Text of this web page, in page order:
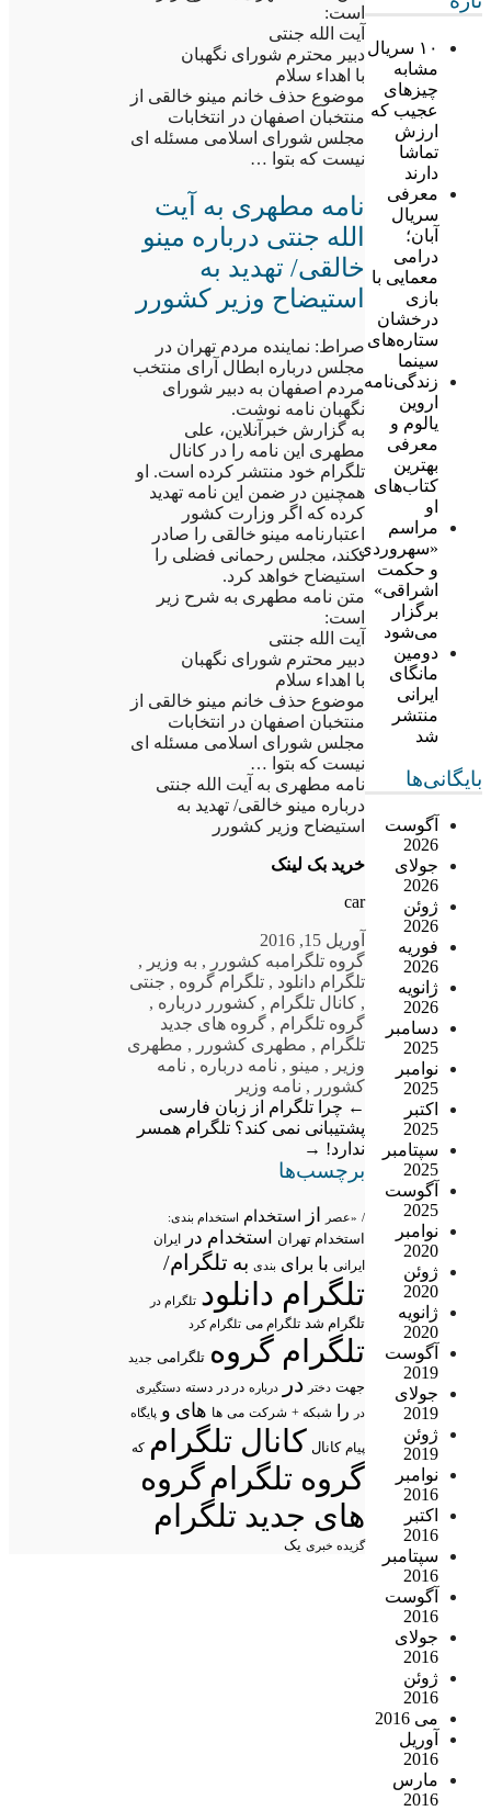
۱۰ سریال
مشابه
چیزهای
عجیب که
ارزش
تماشا
دارند
معرفی
سریال
آبان؛
درامی
معمایی با
بازی
درخشان
ستاره‌های
سینما
زندگی‌نامه
اروین
یالوم و
معرفی
بهترین
کتاب‌های
او
مراسم
«سهروردی
و حکمت
اشراقی»
برگزار
می‌شود
دومین
مانگای
ایرانی
منتشر
شد
بایگانی‌ها
آگوست
2026
جولای
2026
ژوئن
2026
فوریه
2026
ژانویه
2026
دسامبر
2025
نوامبر
2025
اکتبر
2025
سپتامبر
2025
آگوست
2025
نوامبر
2020
ژوئن
2020
ژانویه
2020
آگوست
2019
جولای
2019
ژوئن
2019
نوامبر
2016
اکتبر
2016
سپتامبر
2016
آگوست
2016
جولای
2016
ژوئن
2016
می 2016
آوریل
2016
مارس
2016
است:
آیت الله جنتی
دبیر محترم شورای نگهبان
با اهداء سلام
موضوع حذف خانم مینو خالقی از
منتخبان اصفهان در انتخابات
مجلس شورای اسلامی مسئله ای
نیست که بتوا …
نامه مطهری به آیت
الله جنتی درباره مینو
خالقی/ تهدید به
استیضاح وزیر کشورر
صراط: نماینده مردم تهران در
مجلس درباره ابطال آرای منتخب
مردم اصفهان به دبیر شورای
نگهبان نامه نوشت.
به گزارش خبرآنلاین، علی
مطهری این نامه را در کانال
تلگرام خود منتشر کرده است. او
همچنین در ضمن این نامه تهدید
کرده که اگر وزارت کشور
اعتبارنامه مینو خالقی را صادر
نکند، مجلس رحمانی فضلی را
استیضاح خواهد کرد.
متن نامه مطهری به شرح زیر
است:
آیت الله جنتی
دبیر محترم شورای نگهبان
با اهداء سلام
موضوع حذف خانم مینو خالقی از
منتخبان اصفهان در انتخابات
مجلس شورای اسلامی مسئله ای
نیست که بتوا …
نامه مطهری به آیت الله جنتی
درباره مینو خالقی/ تهدید به
استیضاح وزیر کشورر
خرید بک لینک
car
آوریل 15, 2016
گروه تلگرامبه کشورر , به وزیر ,
تلگرام دانلود , تلگرام گروه , جنتی
, کانال تلگرام , کشورر درباره ,
گروه تلگرام , گروه های جدید
تلگرام , مطهری کشورر , مطهری
وزیر , مینو , نامه درباره , نامه
کشورر , نامه وزیر
← چرا تلگرام از زبان فارسی
پشتیبانی نمی کند؟ تلگرام همسر
ندارد! →
برچسب‌ها
/ «عصر از استخدام استخدام بندی:
استخدام تهران استخدام در ایران
ایرانی با برای بندی به تلگرام/
تلگرام دانلود تلگرام در
تلگرام شد تلگرام می تلگرام کرد
تلگرام گروه تلگرامی جدید
جهت دختر در درباره در در دسته دستگیری
در
را شبکه + شرکت می ها های و پایگاه
پیام کانال کانال تلگرام که
گروه تلگرامگروه
های جدید تلگرام
گزیده خبری یک